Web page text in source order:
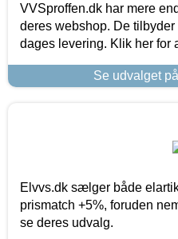
VVSproffen.dk har mere
deres webshop. De
dages levering. Klik her for
Se udvalget
Elvvs.dk sælger både
prismatch +5%, foruden
se deres udvalg.